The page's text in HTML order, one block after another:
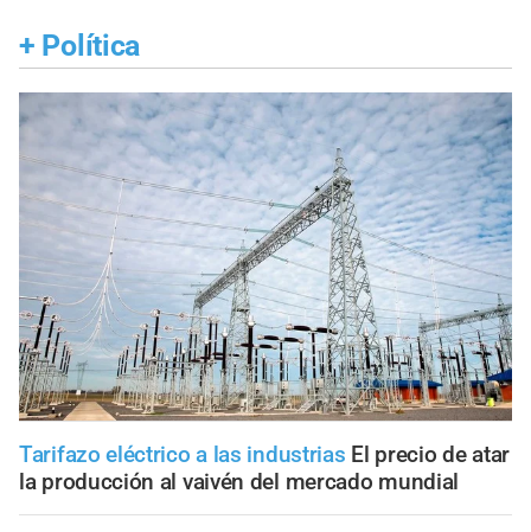
+ Política
Tarifazo eléctrico a las industrias El precio de atar
la producción al vaivén del mercado mundial